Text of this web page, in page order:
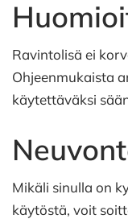
Ravintolisä ei
Ohjeenmukaista
käytettäväksi
Mikäli sinulla on
käytöstä, voit